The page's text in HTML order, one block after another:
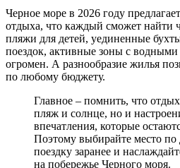
Черное море в 2026 году
отдыха, что каждый сможет найти
пляжи для детей, уединенные
поездок, активные зоны с
огромен. А разнообразие жилья
по любому бюджету.
Главное – помнить, что
пляж и солнце, но и
впечатления, которые
Поэтому выбирайте место
поездку заранее и
на побережье Черного моря.